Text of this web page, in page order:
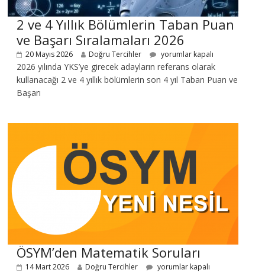
2 ve 4 Yıllık Bölümlerin Taban Puan
ve Başarı Sıralamaları 2026
20 Mayıs 2026 Doğru Tercihler yorumlar kapalı
2026 yılında YKS’ye girecek adayların referans olarak
kullanacağı 2 ve 4 yıllık bölümlerin son 4 yıl Taban Puan ve
Başarı
ÖSYM’den Matematik Soruları
14 Mart 2026 Doğru Tercihler yorumlar kapalı